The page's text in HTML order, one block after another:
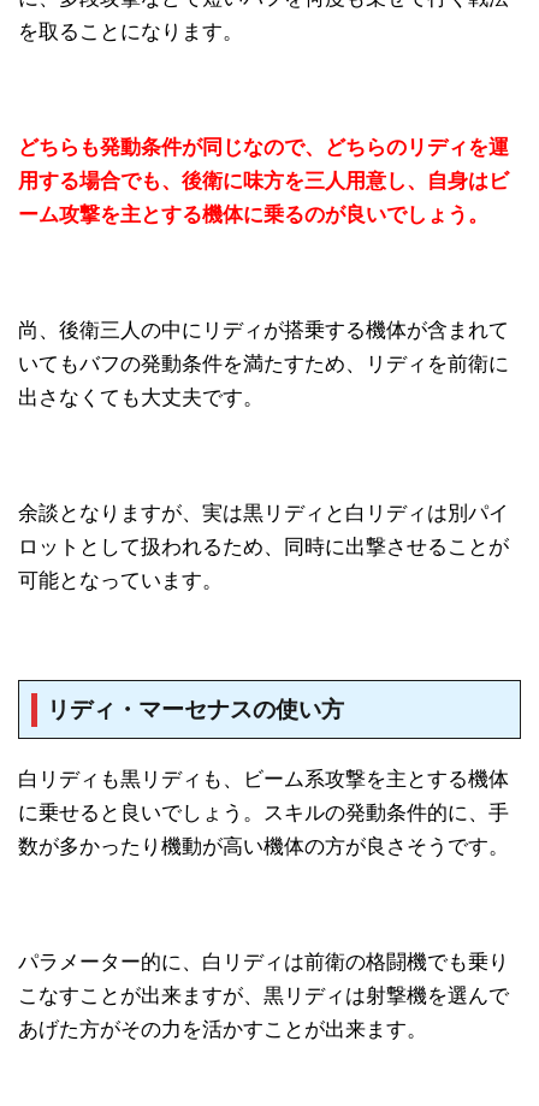
を取ることになります。
どちらも発動条件が同じなので、どちらのリディを運
用する場合でも、後衛に味方を三人用意し、自身はビ
ーム攻撃を主とする機体に乗るのが良いでしょう。
尚、後衛三人の中にリディが搭乗する機体が含まれて
いてもバフの発動条件を満たすため、リディを前衛に
出さなくても大丈夫です。
余談となりますが、実は黒リディと白リディは別パイ
ロットとして扱われるため、同時に出撃させることが
可能となっています。
リディ・マーセナスの使い方
白リディも黒リディも、ビーム系攻撃を主とする機体
に乗せると良いでしょう。スキルの発動条件的に、手
数が多かったり機動が高い機体の方が良さそうです。
パラメーター的に、白リディは前衛の格闘機でも乗り
こなすことが出来ますが、黒リディは射撃機を選んで
あげた方がその力を活かすことが出来ます。